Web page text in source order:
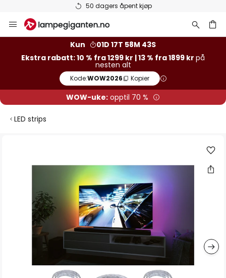
50 dagers åpent kjøp
Hopp
til
Kun
01D 17T 58M 42S
Ekstra rabatt: 10 % fra 1299 kr | 13 % fra 1899 kr på
nesten alt
Kode:WOW2026 Kopier
WOW-uke: opptil 70 %
LED strips
bildegalleri